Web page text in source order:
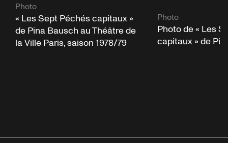
Photo
« Les Sept Péchés capitaux »
de Pina Bausch au Théâtre de
la Ville Paris, saison 1978/79
Photo
Photo de « Les
capitaux » de